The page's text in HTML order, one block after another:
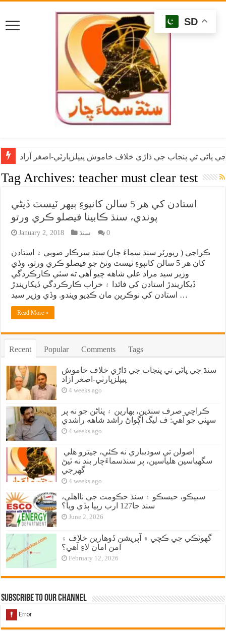
پاڻي تي پنجاب جي ڌاڙي خلاف خاموش پيپلزپارٽي-اصغر آزاد
Tag Archives:teacher must clear test
استادن کي هر 5 سالن کانپوءِ ٻيهر ٽيسٽ ڏيڻي
پوندي، سنڌ ڪابينا فيصلو ڪري ورتو
January 2, 2018 سنڌ 0
ڪراچي ( رپورٽر سنڌ سماءَ چار) سنڌ سرڪار صوبي ۾ استادن
کان هر 5 سالن کانپوءِ ٽيسٽ وٺڻ جو فيصلو ڪري ورتو، وڏي
وزير سيد مراد علي شاهه چيو آهي ته سٺي ڪارڪردگي
ڏيکاريندڙ استادن کي فائدا ۽ خراب ڪارڪردگي ڏيکاريندڙ
استادن کي نوڪرين مان ڪڍيو ويندو. وڏي وزير سيد …
Read More »
Recent Popular Comments Tags
سنڌ جي پاڻي تي پنجاب جي ڌاڙي خلاف خاموش
پيپلزپارٽي-اصغر آزاد
4 weeks ago
ڪراچي صرف سنڌين، بهارين ۽ پٺاڻن جو نه پر
سڀني جو آهي: ف ليگ اڳواڻ راشد شاهه راشدي
4 weeks ago
سگهياسين هلياسين، پر سنڌسماءَچار بند نه ٿيڻ
گهرجي
4 weeks ago
سيپڪو، حيسڪو ۽ سنڌ حڪومت جي نااهلي،
سنڌ جا127 ارب رپيا ٻڏي ويا؟
June 2, 2026
گهوٽڪي جي ڪچي ۾ آپريشن ڏوهارين خلاف ۽
امن امان لاءِ آهي؟
February 12, 2026
Subscribe to our Channel
SD